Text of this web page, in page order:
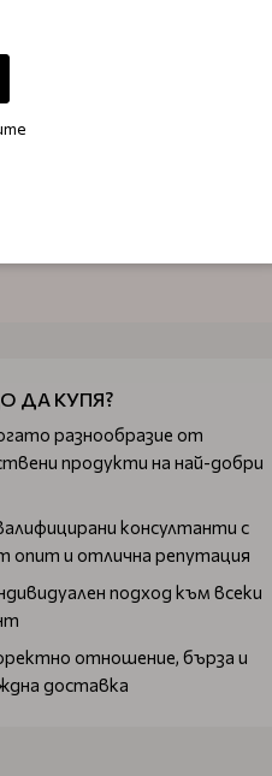
ДА КУПЯ?
разнообразие от
продукти на най-добри
консултанти с
опит и отлична репутация
подход към всеки
отношение, бърза и
доставка